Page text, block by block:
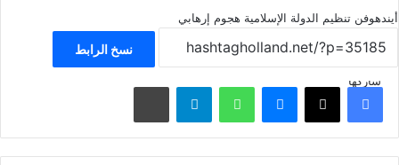
أيندهوفن تنظيم الدولة الإسلامية هجوم إرهابي
نسخ الرابط
شاركهافيسبوك ‫X ماسنجر واتساب تيلقرام مشاركة عبر البريد